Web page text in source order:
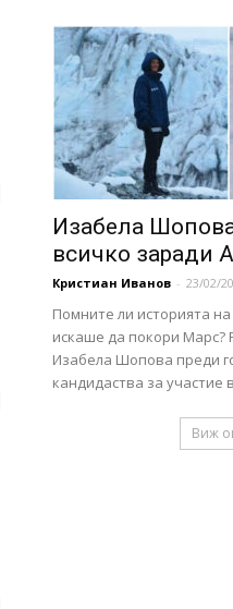
Изабела
всичко заради
Кристиан Иванов - 23/02/
Помните ли историята
искаше да покори Марс?
Изабела Шопова преди
кандидаства за участие
Виж